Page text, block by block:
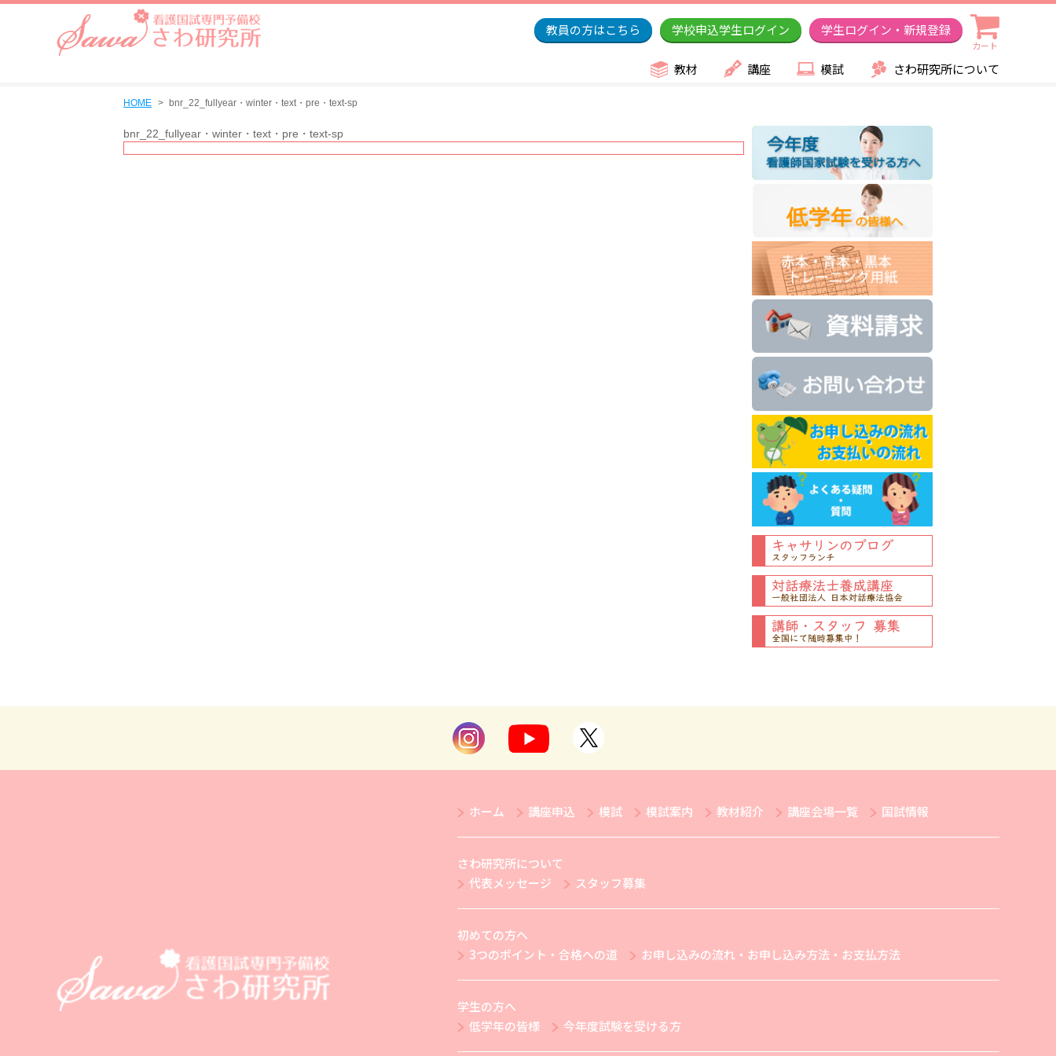
教員の方はこちら 学校申込学生ログイン 学生ログイン・新規登録
カート
教材 講座 模試 さわ研究所について
HOME bnr_22_fullyear・winter・text・pre・text-sp
bnr_22_fullyear・winter・text・pre・text-sp
ホーム 講座申込 模試 模試案内 教材紹介 講座会場一覧 国試情報
さわ研究所について
代表メッセージ
スタッフ募集
初めての方へ
3つのポイント・合格への道
お申し込みの流れ・お申し込み方法・お支払方法
学生の方へ
低学年の皆様
今年度試験を受ける方